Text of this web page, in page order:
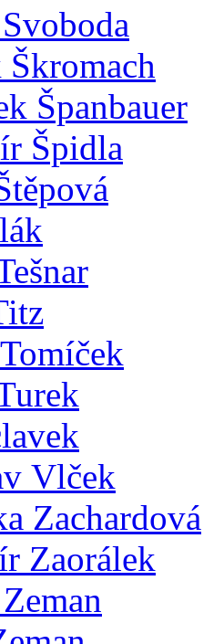
Škromach
Španbauer
Špidla
Vlček
Zachardová
Zaorálek